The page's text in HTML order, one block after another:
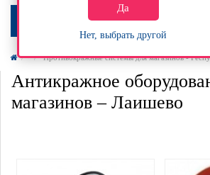
Да
Нет, выбрать другой
МЕНЮ
Противокражные системы для магазинов -
Антикражное
магазинов – Лаишево